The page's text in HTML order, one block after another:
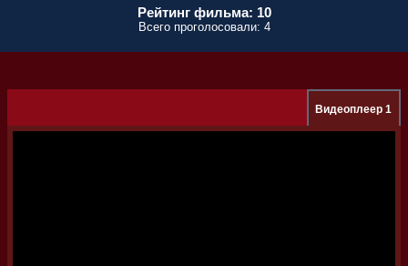
Рейтинг фильма: 10
Всего проголосовали: 4
Видеоплеер 1